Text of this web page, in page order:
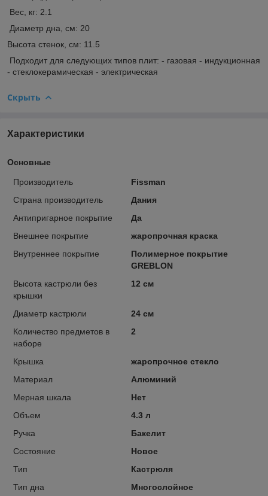
Вес, кг: 2.1
Диаметр дна, см: 20
Высота стенок, см: 11.5
Подходит для следующих типов плит: - газовая - индукционная
- стеклокерамическая - электрическая
Скрыть
Характеристики
Основные
Производитель
Fissman
Страна производитель
Дания
Антипригарное покрытие
Да
Внешнее покрытие
жаропрочная краска
Внутреннее покрытие
Полимерное покрытие
GREBLON
Высота кастрюли без
крышки
12 см
Диаметр кастрюли
24 см
Количество предметов в
наборе
2
Крышка
жаропрочное стекло
Материал
Алюминий
Мерная шкала
Нет
Объем
4.3 л
Ручка
Бакелит
Состояние
Новое
Тип
Кастрюля
Тип дна
Многослойное